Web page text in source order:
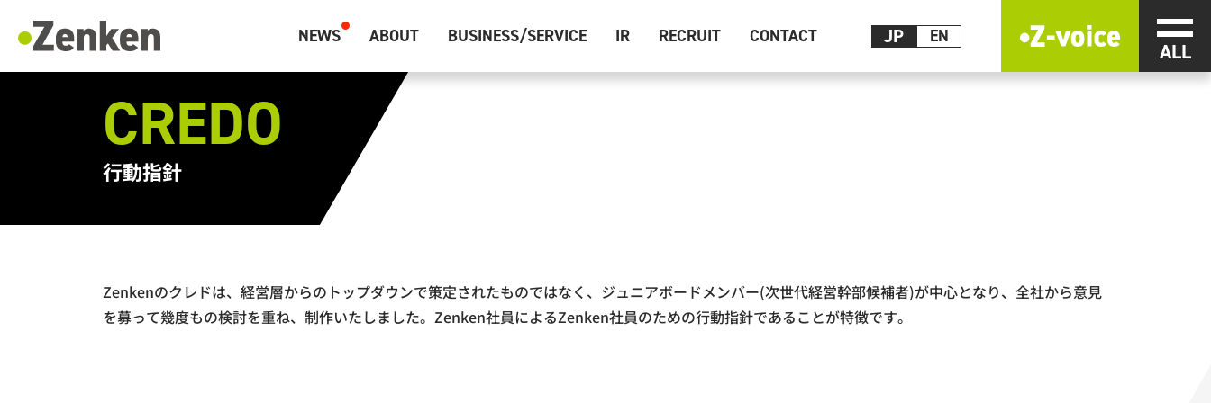
メインコンテンツにスキップ
NEWS ABOUT BUSINESS/SERVICE IR RECRUIT CONTACT JP EN メニ
CREDO
行動指針
Zenkenのクレドは、経営層からのトップダウンで策定されたものではなく、ジュニアボードメンバー(次世代経営幹部候補者)が中心となり、全社から意見
を募って幾度もの検討を重ね、制作いたしました。Zenken社員によるZenken社員のための行動指針であることが特徴です。